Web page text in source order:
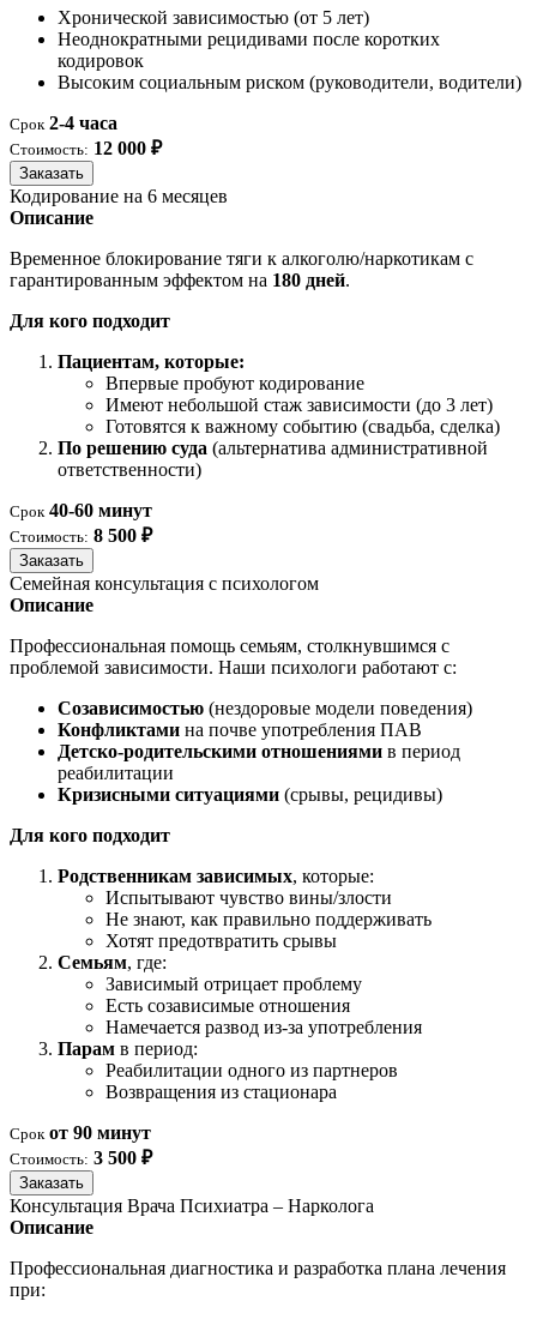
Хронической зависимостью (от 5 лет)
Неоднократными рецидивами после коротких
кодировок
Высоким социальным риском (руководители, водители)
Срок 2-4 часа
Стоимость: 12 000 ₽
Заказать
Кодирование на 6 месяцев
Описание
Временное блокирование тяги к алкоголю/наркотикам с
гарантированным эффектом на 180 дней.
Для кого подходит
Пациентам, которые:
Впервые пробуют кодирование
Имеют небольшой стаж зависимости (до 3 лет)
Готовятся к важному событию (свадьба, сделка)
По решению суда (альтернатива административной
ответственности)
Срок 40-60 минут
Стоимость: 8 500 ₽
Заказать
Семейная консультация с психологом
Описание
Профессиональная помощь семьям, столкнувшимся с
проблемой зависимости. Наши психологи работают с:
Созависимостью (нездоровые модели поведения)
Конфликтами на почве употребления ПАВ
Детско-родительскими отношениями в период
реабилитации
Кризисными ситуациями (срывы, рецидивы)
Для кого подходит
Родственникам зависимых, которые:
Испытывают чувство вины/злости
Не знают, как правильно поддерживать
Хотят предотвратить срывы
Семьям, где:
Зависимый отрицает проблему
Есть созависимые отношения
Намечается развод из-за употребления
Парам в период:
Реабилитации одного из партнеров
Возвращения из стационара
Срок от 90 минут
Стоимость: 3 500 ₽
Заказать
Консультация Врача Психиатра – Нарколога
Описание
Профессиональная диагностика и разработка плана лечения
при: